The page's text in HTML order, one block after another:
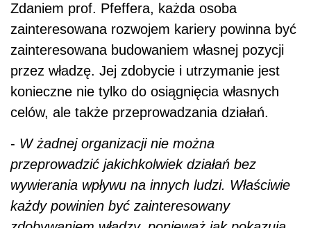
Zdaniem prof. Pfeffera, każda osoba
zainteresowana rozwojem kariery powinna być
zainteresowana budowaniem własnej pozycji
przez władzę. Jej zdobycie i utrzymanie jest
konieczne nie tylko do osiągnięcia własnych
celów, ale także przeprowadzania działań.
- W żadnej organizacji nie można
przeprowadzić jakichkolwiek działań bez
wywierania wpływu na innych ludzi. Właściwie
każdy powinien być zainteresowany